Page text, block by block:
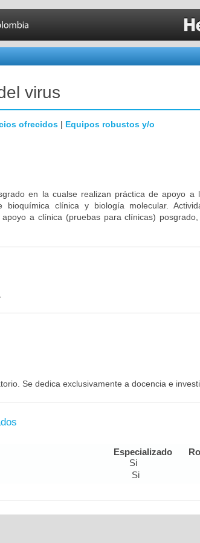
virus
ofrecidos | Equipos robustos y/o
en la cualse realizan práctica de apoyo a
bioquímica clínica y biología molecular.
a clínica (pruebas para clínicas)
Se dedica exclusivamente a docencia e
Especializado
Si
Si